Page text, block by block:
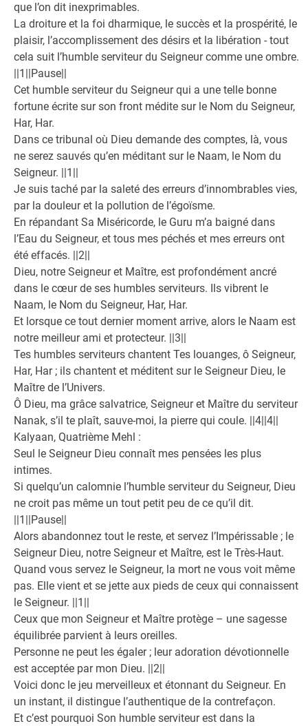
que l’on dit inexprimables.
La droiture et la foi dharmique, le succès et la prospérité, le
plaisir, l’accomplissement des désirs et la libération - tout
cela suit l’humble serviteur du Seigneur comme une ombre.
||1||Pause||
Cet humble serviteur du Seigneur qui a une telle bonne
fortune écrite sur son front médite sur le Nom du Seigneur,
Har, Har.
Dans ce tribunal où Dieu demande des comptes, là, vous
ne serez sauvés qu’en méditant sur le Naam, le Nom du
Seigneur. ||1||
Je suis taché par la saleté des erreurs d’innombrables vies,
par la douleur et la pollution de l’égoïsme.
En répandant Sa Miséricorde, le Guru m’a baigné dans
l’Eau du Seigneur, et tous mes péchés et mes erreurs ont
été effacés. ||2||
Dieu, notre Seigneur et Maître, est profondément ancré
dans le cœur de ses humbles serviteurs. Ils vibrent le
Naam, le Nom du Seigneur, Har, Har.
Et lorsque ce tout dernier moment arrive, alors le Naam est
notre meilleur ami et protecteur. ||3||
Tes humbles serviteurs chantent Tes louanges, ô Seigneur,
Har, Har ; ils chantent et méditent sur le Seigneur Dieu, le
Maître de l’Univers.
Ô Dieu, ma grâce salvatrice, Seigneur et Maître du serviteur
Nanak, s’il te plaît, sauve-moi, la pierre qui coule. ||4||4||
Kalyaan, Quatrième Mehl :
Seul le Seigneur Dieu connaît mes pensées les plus
intimes.
Si quelqu’un calomnie l’humble serviteur du Seigneur, Dieu
ne croit pas même un tout petit peu de ce qu’il dit.
||1||Pause||
Alors abandonnez tout le reste, et servez l’Impérissable ; le
Seigneur Dieu, notre Seigneur et Maître, est le Très-Haut.
Quand vous servez le Seigneur, la mort ne vous voit même
pas. Elle vient et se jette aux pieds de ceux qui connaissent
le Seigneur. ||1||
Ceux que mon Seigneur et Maître protège – une sagesse
équilibrée parvient à leurs oreilles.
Personne ne peut les égaler ; leur adoration dévotionnelle
est acceptée par mon Dieu. ||2||
Voici donc le jeu merveilleux et étonnant du Seigneur. En
un instant, il distingue l’authentique de la contrefaçon.
Et c’est pourquoi Son humble serviteur est dans la